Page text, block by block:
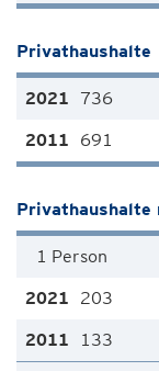
Privathaushalte
736
691
Privathaushalte
1 Person
203
133